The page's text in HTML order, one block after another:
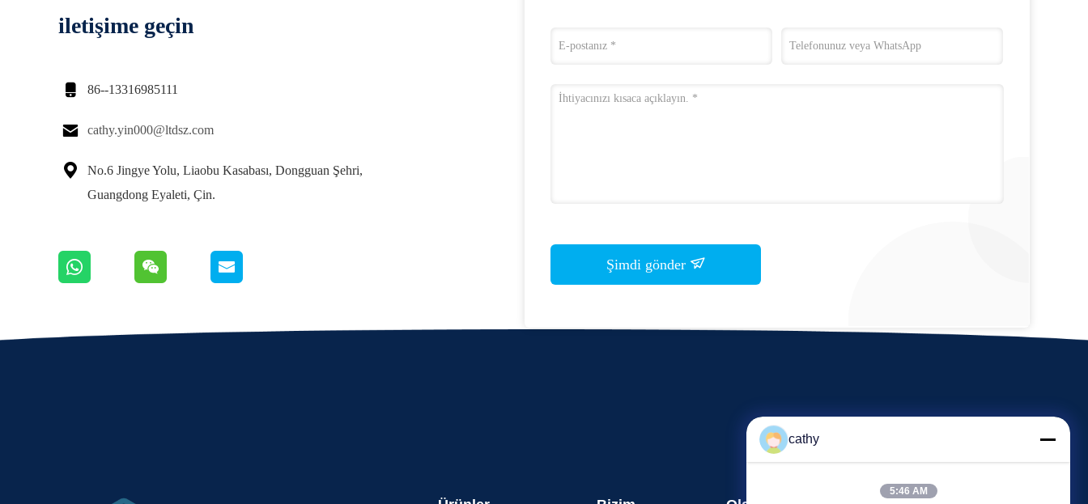
iletişime geçin
 86--13316985111
 cathy.yin000@ltdsz.com

No.6 Jingye Yolu, Liaobu Kasabası, Dongguan Şehri,
Guangdong Eyaleti, Çin.
Şimdi gönder
cathy
5:46 AM